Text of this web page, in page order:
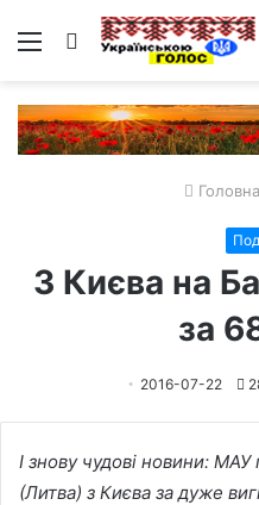
Меню Пошук
Головна
З Києва на
за
2016-07-22
І знову чудові новини:
(Литва) з Києва за дуже